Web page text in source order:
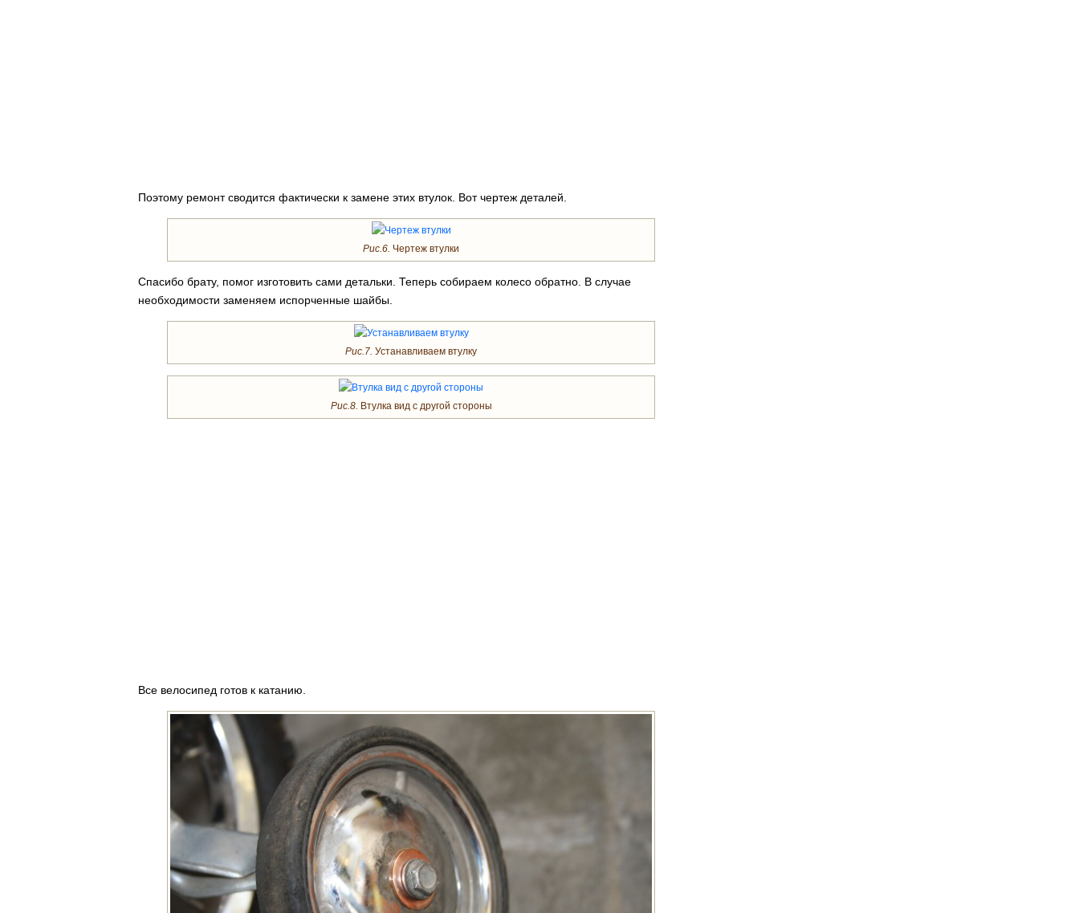
Поэтому ремонт сводится фактически к замене этих втулок. Вот чертеж деталей.
Рис.6. Чертеж втулки
Спасибо брату, помог изготовить сами детальки. Теперь собираем колесо обратно. В случае
необходимости заменяем испорченные шайбы.
Рис.7. Устанавливаем втулку
Рис.8. Втулка вид с другой стороны
Все велосипед готов к катанию.